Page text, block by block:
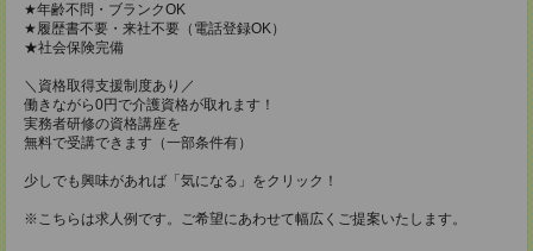
★年齢不問・ブランクOK
★履歴書不要・来社不要（電話登録OK）
★社会保険完備
＼資格取得支援制度あり／
働きながら0円で介護資格が取れます！
実務者研修の資格講座を
無料で受講できます（一部条件有）
少しでも興味があれば「気になる」をクリック！
※こちらは求人例です。ご希望にあわせて幅広くご提案いたします。